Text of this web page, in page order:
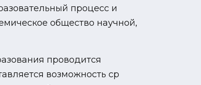
процесс и
общество научной,
проводится
возможность ср